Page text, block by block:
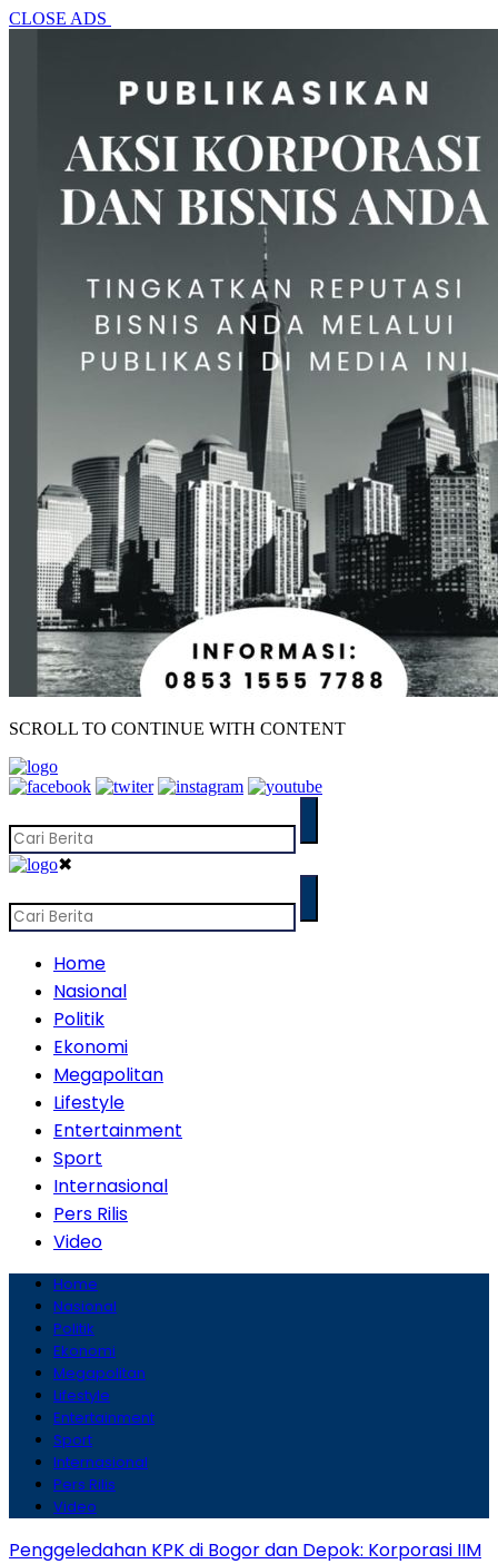
CLOSE ADS
SCROLL TO CONTINUE WITH CONTENT
✖
Home
Nasional
Politik
Ekonomi
Megapolitan
Lifestyle
Entertainment
Sport
Internasional
Pers Rilis
Video
Home
Nasional
Politik
Ekonomi
Megapolitan
Lifestyle
Entertainment
Sport
Internasional
Pers Rilis
Video
Penggeledahan KPK di Bogor dan Depok: Korporasi IIM